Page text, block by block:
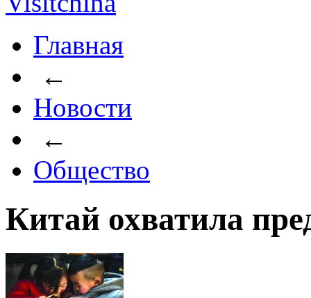
Главная
←
Новости
←
Общество
Китай охватила